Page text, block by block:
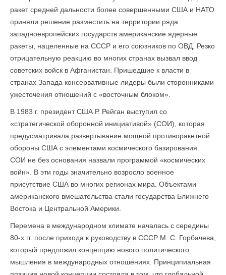
ракет средней дальности более совершенными США и НАТО
приняли решение разместить на территории ряда
западноевропейских государств американские ядерные
ракеты, нацеленные на СССР и его союзников по ОВД. Резко
отрицательную реакцию во многих странах вызвал ввод
советских войск в Афганистан. Пришедшие к власти в
странах Запада консервативные лидеры были сторонниками
ужесточения отношений с «восточным блоком».
В 1983 г. президент США Р. Рейган выступил со
«стратегической оборонной инициативой» (СОИ), которая
предусматривала развертывание мощной противоракетной
обороны США с элементами космического базирования.
СОИ не без основания назвали програм­мой «космических
войн». В эти годы значительно возросло военное
присутствие США во многих регионах мира. Объектами
американского вмешательства стали государства Ближнего
Востока и Центральной Америки.
Перемена в международном климате началась с середины
80-х гг. после прихода к руководству в СССР М. С. Горбачева,
который предложил концепцию нового политического
мышления в международных отношениях. Принципиальная